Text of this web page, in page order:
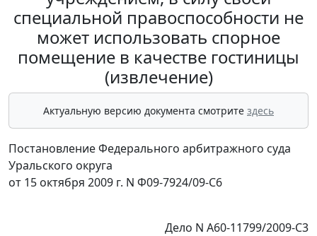
специальной правоспособности не
может использовать спорное
помещение в качестве гостиницы
(извлечение)
Актуальную версию документа смотрите здесь
Постановление Федерального арбитражного суда
Уральского округа
от 15 октября 2009 г. N Ф09-7924/09-С6
Дело N А60-11799/2009-С3